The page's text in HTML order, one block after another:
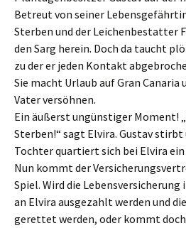
Betreut von seiner
Sterben und der Leichenbestatter
den Sarg herein. Doch da taucht
zu der er jeden Kontakt
Sie macht Urlaub auf Gran
Vater versöhnen.
Ein äußerst ungünstiger Moment!
Sterben!“ sagt Elvira. Gustav stirbt
Tochter quartiert sich bei Elvira
Nun kommt der
Spiel. Wird die Lebensversicherung
an Elvira ausgezahlt werden und
gerettet werden, oder kommt